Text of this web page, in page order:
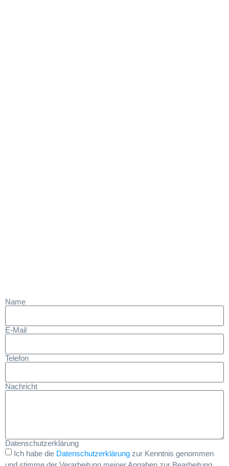
Name
E-Mail
Telefon
Nachricht
Datenschutzerklärung
Ich habe die Datenschutzerklärung zur Kenntnis genommen